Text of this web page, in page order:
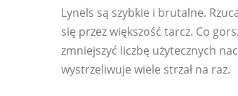
Lynels są szybkie i brutalne.
się przez większość tarcz. Co
zmniejszyć liczbę użytecznych
wystrzeliwuje wiele strzał na raz.